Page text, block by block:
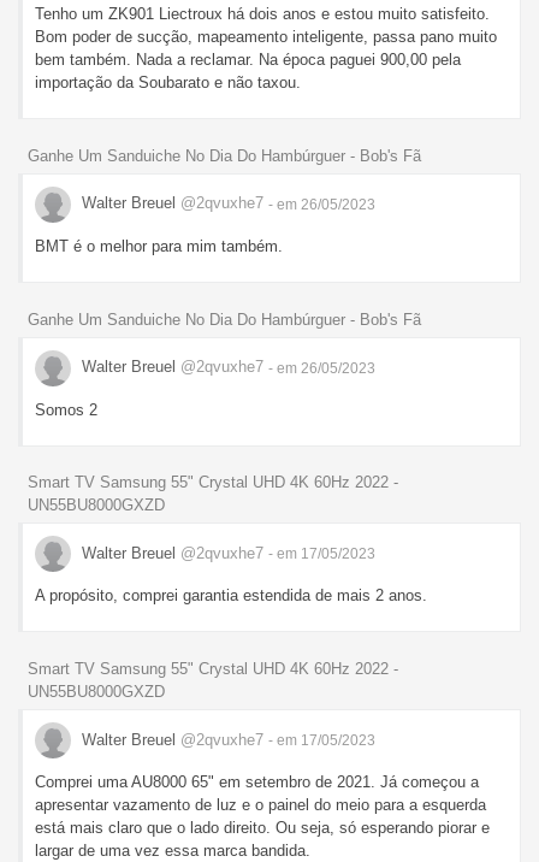
Tenho um ZK901 Liectroux há dois anos e estou muito satisfeito.
Bom poder de sucção, mapeamento inteligente, passa pano muito
bem também. Nada a reclamar. Na época paguei 900,00 pela
importação da Soubarato e não taxou.
Ganhe Um Sanduiche No Dia Do Hambúrguer - Bob's Fã
Walter Breuel @2qvuxhe7 - em 26/05/2023
BMT é o melhor para mim também.
Ganhe Um Sanduiche No Dia Do Hambúrguer - Bob's Fã
Walter Breuel @2qvuxhe7 - em 26/05/2023
Somos 2
Smart TV Samsung 55" Crystal UHD 4K 60Hz 2022 -
UN55BU8000GXZD
Walter Breuel @2qvuxhe7 - em 17/05/2023
A propósito, comprei garantia estendida de mais 2 anos.
Smart TV Samsung 55" Crystal UHD 4K 60Hz 2022 -
UN55BU8000GXZD
Walter Breuel @2qvuxhe7 - em 17/05/2023
Comprei uma AU8000 65" em setembro de 2021. Já começou a
apresentar vazamento de luz e o painel do meio para a esquerda
está mais claro que o lado direito. Ou seja, só esperando piorar e
largar de uma vez essa marca bandida.